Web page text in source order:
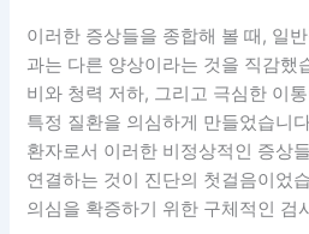
이러한 증상들을 종합해 볼 때, 일
과는 다른 양상이라는 것을 직감했
비와 청력 저하, 그리고 극심한 이
특정 질환을 의심하게 만들었습니
환자로서 이러한 비정상적인 증상
연결하는 것이 진단의 첫걸음이었
의심을 확증하기 위한 구체적인 검